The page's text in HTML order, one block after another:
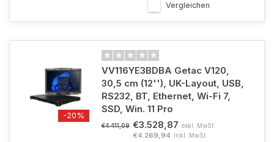
Vergleichen
-20%
VV116YE3BDBA Getac V120,
30,5 cm (12''), UK-Layout, USB,
RS232, BT, Ethernet, Wi-Fi 7,
SSD, Win. 11 Pro
€4.411,09 €3.528,87 exkl. MwSt.
€4.269,94 Inkl. MwSt.